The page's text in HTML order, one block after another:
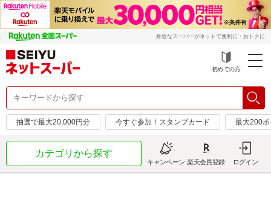
身近なスーパーがネットで便利に・おトクに
初めての方
抽選で最大20,000円分 今すぐ参加！スタンプカード 最大200
カテゴリから探す
キャンペーン 楽天会員登録 ログイン